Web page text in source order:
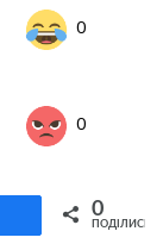
0
0
Поділитися0
ПОДІЛИСЬ